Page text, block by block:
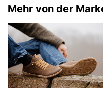
Mehr von der